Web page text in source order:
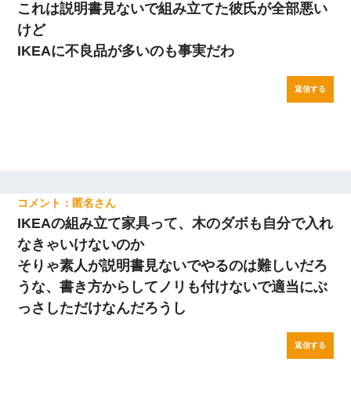
これは説明書見ないで組み立てた彼氏が全部悪い
けど
IKEAに不良品が多いのも事実だわ
返信する
匿名
IKEAの組み立て家具って、木のダボも自分で入れ
なきゃいけないのか
そりゃ素人が説明書見ないでやるのは難しいだろ
うな、書き方からしてノリも付けないで適当にぶ
っさしただけなんだろうし
返信する